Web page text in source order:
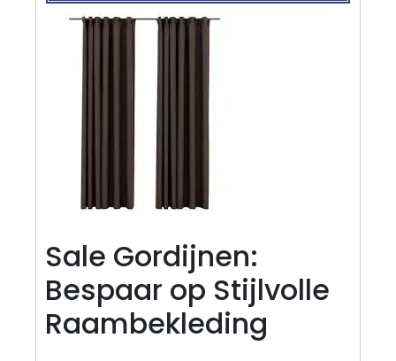
Sale Gordijnen:
Bespaar op Stijlvolle
Raambekleding